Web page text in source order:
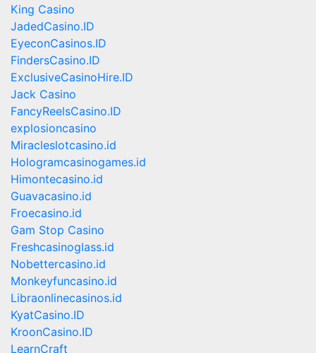
King Casino
JadedCasino.ID
EyeconCasinos.ID
FindersCasino.ID
ExclusiveCasinoHire.ID
Jack Casino
FancyReelsCasino.ID
explosioncasino
Miracleslotcasino.id
Hologramcasinogames.id
Himontecasino.id
Guavacasino.id
Froecasino.id
Gam Stop Casino
Freshcasinoglass.id
Nobettercasino.id
Monkeyfuncasino.id
Libraonlinecasinos.id
KyatCasino.ID
KroonCasino.ID
LearnCraft